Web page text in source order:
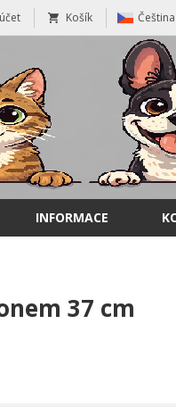
Košík Čeština
INFORMACE
37 cm